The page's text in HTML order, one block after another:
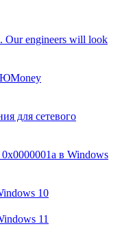
Our engineers will look
ЮMoney
для сетевого
в Windows
10
11